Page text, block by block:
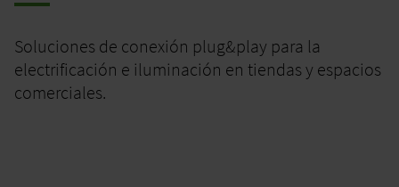
Soluciones de conexión plug&play para la
electrificación e iluminación en tiendas y espacios
comerciales.